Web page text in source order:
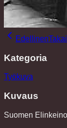
Edellinen
Kategoria
Työkuva
Kuvaus
Suomen